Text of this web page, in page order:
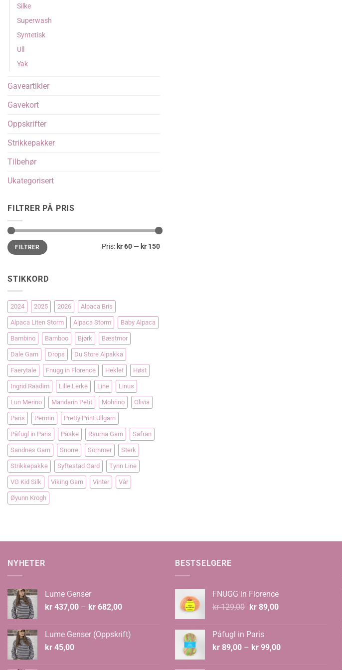
Silke
Superwash
Syntetisk
Ull
Yak
Gaveartikler
Gavekort
Oppskrifter
Strikkepakker
Tilbehør
Ukategorisert
FILTRER PÅ PRIS
Min.
pris
Makspris
FILTRER Pris: kr 60 — kr 150
STIKKORD
2024 2025 2026 Alpaca Bris
Alpaca Liten Storm Alpaca Storm Baby Alpaca
Bambino Bamboo Bjørk Bæstmor
Dale Garn Drops Du Store Alpakka
Faerytale Fnugg in Florence Heklet Høst
Ingrid Raadim Lille Lerke Line Linus
Lun Merino Mandarin Petit Mohrino Olivia
Paris Permin Pretty Print Ullgarn
Påfugl in Paris Påske Rauma Garn Safran
Sandnes Garn Snorre Sommer Sterk
Strikkepakke Syftestad Gard Tynn Line
VG Kid Silk Viking Garn Vinter Vår
Øyunn Krogh
NYHETER
Lume Genser
kr 437,00 – kr 682,00Prisområde:
kr 682,00
Lume Genser (Oppskrift)
kr 45,00
BESTSELGERE
FNUGG in Florence
kr129,00 Opprinnelig
kr 129,00.
kr89,00Nåværende
Påfugl in Paris
kr 89,00 – kr 99,00Prisområde: